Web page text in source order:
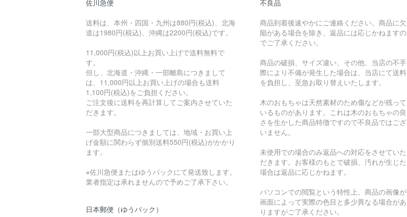
佐川急便
送料は、本州・四国・九州は880円(税込)、北海
道は1980円(税込)、沖縄は2200円(税込)です。
11,000円(税込)以上お買い上げで送料無料で
す。
但し、北海道・沖縄・一部離島につきまして
は、11,000円以上お買い上げの場合も送料
1,100円(税込)をご負担ください。
ご注文後に送料を再計算してご案内させていた
だきます。
一部大型商品につきましては、地域・お買い上
げ金額に関わらず個別送料550円(税込)がかかり
ます。
※佐川急便またはゆうパックにて発送致します。
業者指定は承れませんので予めご了承下さい。
日本郵便（ゆうパック）
不良品
商品到着後速やかにご連絡ください。商品に欠
陥がある場合を除き、返品には応じかねますの
でご了承ください。
商品の破損、サイズ違い、その他、当店の不手
際により不備が発生した場合は、当店にて送料
を負担し、至急お取り替えいたします。
木のおもちゃは天然素材のため傷などが残って
いるものがあります。これは木のおもちゃの良
さを生かした商品特徴ですので不良品ではござ
いません。
未使用での場合のみ返品への対応をさせていた
だきます。お客様のもとで破損、汚れが生じた
場合は返品に応じかねます。
パソコンでの閲覧という特性上、商品の画像が
画面によって実際の色目と多少異なる場合があ
りますがご了承ください。